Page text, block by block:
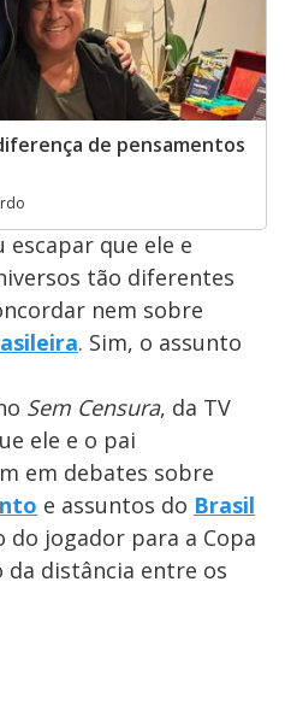
de pensamentos
escapar que ele e
tão diferentes
nem sobre
. Sim, o assunto
Sem Censura, da TV
ele e o pai
em debates sobre
e assuntos do Brasil
do jogador para a Copa
da distância entre os